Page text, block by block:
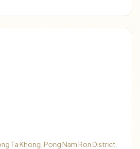
Ta Khong, Pong Nam Ron District,